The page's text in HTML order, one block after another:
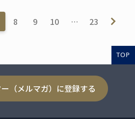
8 9 10 … 23
TOP
（メルマガ）に登録する